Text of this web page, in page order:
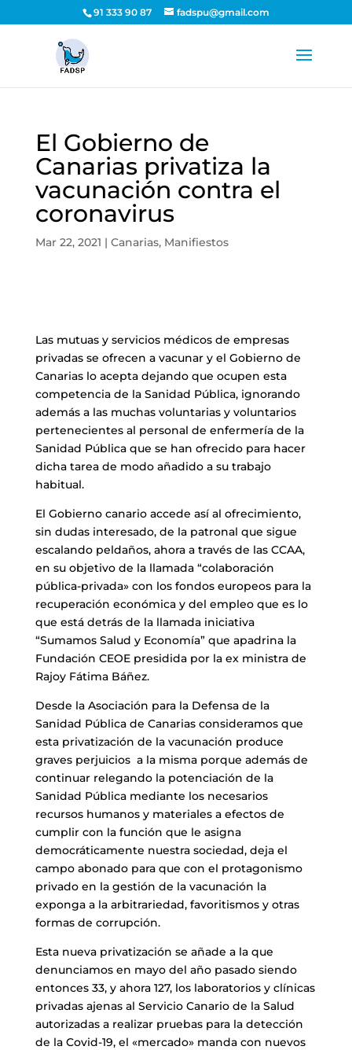
91 333 90 87 fadspu@gmail.com
El Gobierno de
Canarias privatiza la
vacunación contra el
coronavirus
Mar 22, 2021 | Canarias, Manifiestos
Las mutuas y servicios médicos de empresas
privadas se ofrecen a vacunar y el Gobierno de
Canarias lo acepta dejando que ocupen esta
competencia de la Sanidad Pública, ignorando
además a las muchas voluntarias y voluntarios
pertenecientes al personal de enfermería de la
Sanidad Pública que se han ofrecido para hacer
dicha tarea de modo añadido a su trabajo
habitual.
El Gobierno canario accede así al ofrecimiento,
sin dudas interesado, de la patronal que sigue
escalando peldaños, ahora a través de las CCAA,
en su objetivo de la llamada “colaboración
pública-privada» con los fondos europeos para la
recuperación económica y del empleo que es lo
que está detrás de la llamada iniciativa
“Sumamos Salud y Economía” que apadrina la
Fundación CEOE presidida por la ex ministra de
Rajoy Fátima Báñez.
Desde la Asociación para la Defensa de la
Sanidad Pública de Canarias consideramos que
esta privatización de la vacunación produce
graves perjuicios a la misma porque además de
continuar relegando la potenciación de la
Sanidad Pública mediante los necesarios
recursos humanos y materiales a efectos de
cumplir con la función que le asigna
democráticamente nuestra sociedad, deja el
campo abonado para que con el protagonismo
privado en la gestión de la vacunación la
exponga a la arbitrariedad, favoritismos y otras
formas de corrupción.
Esta nueva privatización se añade a la que
denunciamos en mayo del año pasado siendo
entonces 33, y ahora 127, los laboratorios y clínicas
privadas ajenas al Servicio Canario de la Salud
autorizadas a realizar pruebas para la detección
de la Covid-19, el «mercado» manda con nuevos